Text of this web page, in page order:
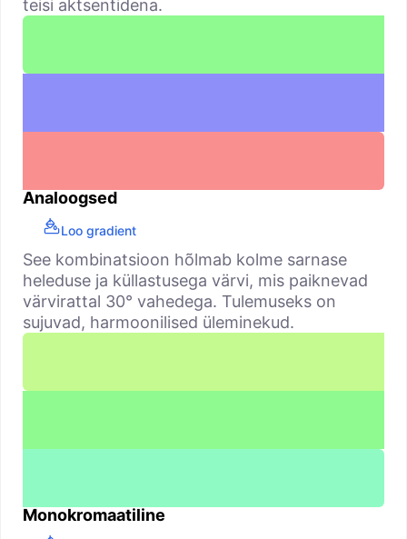
teisi aktsentidena.
Analoogsed
Loo gradient
See kombinatsioon hõlmab kolme sarnase
heleduse ja küllastusega värvi, mis paiknevad
värvirattal 30° vahedega. Tulemuseks on
sujuvad, harmoonilised üleminekud.
Monokromaatiline